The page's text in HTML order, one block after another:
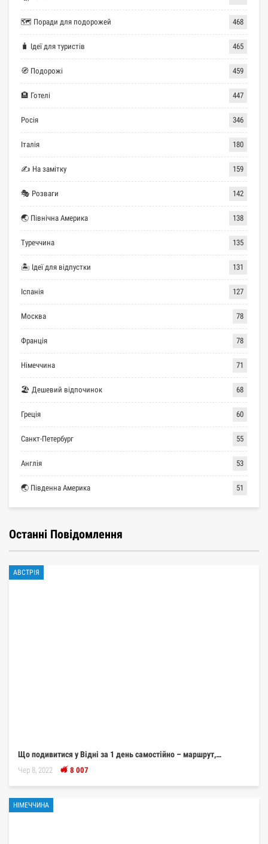
🗺 Поради для подорожей 468
🧳 Ідеї для туристів 465
🧭 Подорожі 459
🏨 Готелі 447
Росія 346
Італія 180
✍ На замітку 159
🎭 Розваги 142
🌏 Північна Америка 138
Туреччина 135
🏝 Ідеї для відпустки 131
Іспанія 127
Москва 78
Франція 78
Німеччина 71
🏖 Дешевий відпочинок 68
Греція 60
Санкт-Петербург 55
Англія 53
🌏 Південна Америка 51
Останні Повідомлення
АВСТРІЯ
Що подивитися у Відні за 1 день самостійно – маршрут,…
Чер 8, 2022 8 007
НІМЕЧЧИНА